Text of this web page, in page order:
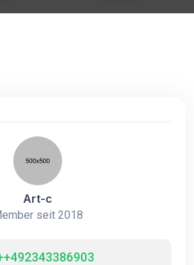
Art-c
seit 2018